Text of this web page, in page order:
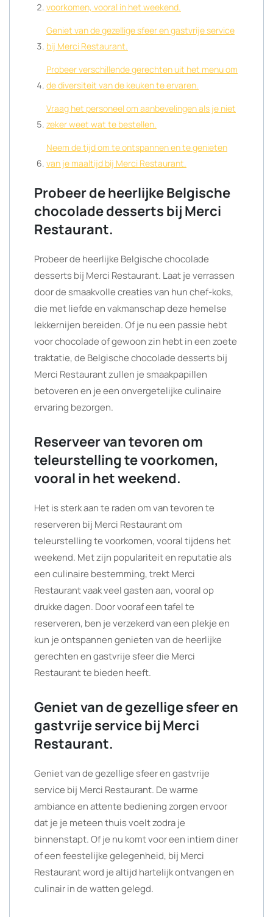
voorkomen, vooral in het weekend.
Geniet van de gezellige sfeer en gastvrije service
bij Merci Restaurant.
Probeer verschillende gerechten uit het menu om
de diversiteit van de keuken te ervaren.
Vraag het personeel om aanbevelingen als je niet
zeker weet wat te bestellen.
Neem de tijd om te ontspannen en te genieten
van je maaltijd bij Merci Restaurant.
Probeer de heerlijke Belgische
chocolade desserts bij Merci
Restaurant.
Probeer de heerlijke Belgische chocolade
desserts bij Merci Restaurant. Laat je verrassen
door de smaakvolle creaties van hun chef-koks,
die met liefde en vakmanschap deze hemelse
lekkernijen bereiden. Of je nu een passie hebt
voor chocolade of gewoon zin hebt in een zoete
traktatie, de Belgische chocolade desserts bij
Merci Restaurant zullen je smaakpapillen
betoveren en je een onvergetelijke culinaire
ervaring bezorgen.
Reserveer van tevoren om
teleurstelling te voorkomen,
vooral in het weekend.
Het is sterk aan te raden om van tevoren te
reserveren bij Merci Restaurant om
teleurstelling te voorkomen, vooral tijdens het
weekend. Met zijn populariteit en reputatie als
een culinaire bestemming, trekt Merci
Restaurant vaak veel gasten aan, vooral op
drukke dagen. Door vooraf een tafel te
reserveren, ben je verzekerd van een plekje en
kun je ontspannen genieten van de heerlijke
gerechten en gastvrije sfeer die Merci
Restaurant te bieden heeft.
Geniet van de gezellige sfeer en
gastvrije service bij Merci
Restaurant.
Geniet van de gezellige sfeer en gastvrije
service bij Merci Restaurant. De warme
ambiance en attente bediening zorgen ervoor
dat je je meteen thuis voelt zodra je
binnenstapt. Of je nu komt voor een intiem diner
of een feestelijke gelegenheid, bij Merci
Restaurant word je altijd hartelijk ontvangen en
culinair in de watten gelegd.